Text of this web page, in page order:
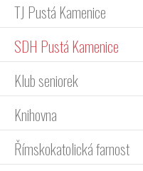
TJ Pustá Kamenice
SDH Pustá Kamenice
Klub seniorek
Knihovna
Římskokatolická farnost